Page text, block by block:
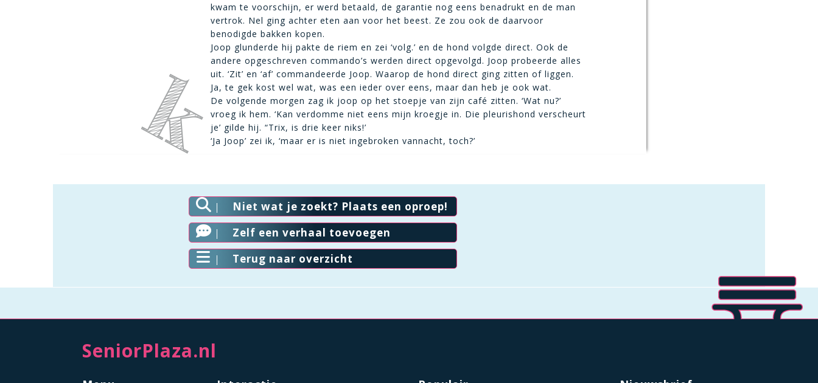
kwam te voorschijn, er werd betaald, de garantie nog eens benadrukt en de man
vertrok. Nel ging achter eten aan voor het beest. Ze zou ook de daarvoor
benodigde bakken kopen.
Joop glunderde hij pakte de riem en zei ‘volg.’ en de hond volgde direct. Ook de
andere opgeschreven commando’s werden direct opgevolgd. Joop probeerde alles
uit. ‘Zit’ en ‘af’ commandeerde Joop. Waarop de hond direct ging zitten of liggen.
Ja, te gek kost wel wat, was een ieder over eens, maar dan heb je ook wat.
De volgende morgen zag ik joop op het stoepje van zijn café zitten. ‘Wat nu?’
vroeg ik hem. ‘Kan verdomme niet eens mijn kroegje in. Die pleurishond verscheurt
je’ gilde hij. “Trix, is drie keer niks!’
‘Ja Joop’ zei ik, ‘maar er is niet ingebroken vannacht, toch?’
Niet wat je zoekt? Plaats een oproep!
Zelf een verhaal toevoegen
Terug naar overzicht
SeniorPlaza.nl